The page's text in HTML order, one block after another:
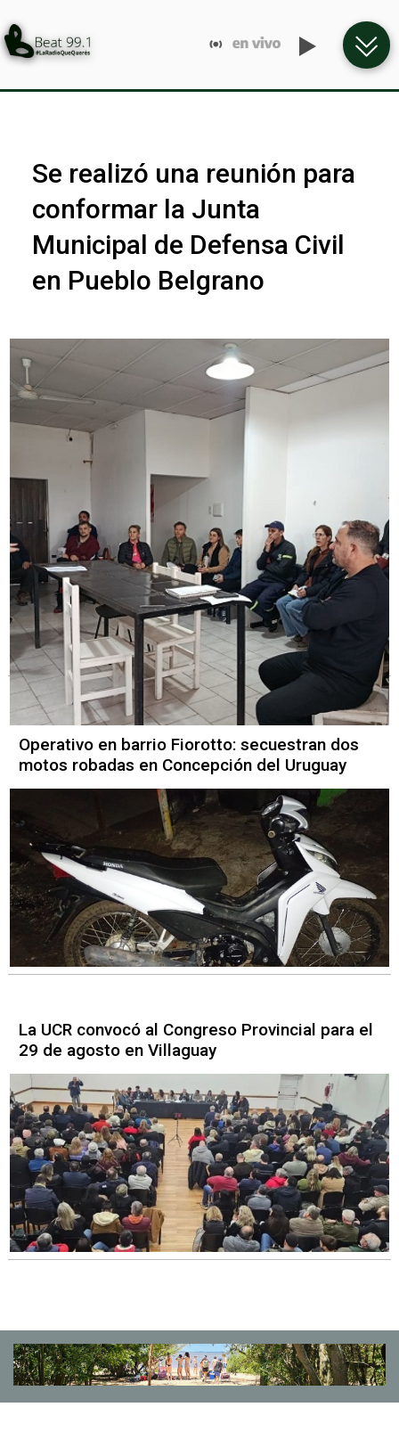
Se realizó una reunión para
conformar la Junta
Municipal de Defensa Civil
en Pueblo Belgrano
Operativo en barrio Fiorotto: secuestran dos
motos robadas en Concepción del Uruguay
La UCR convocó al Congreso Provincial para el
29 de agosto en Villaguay